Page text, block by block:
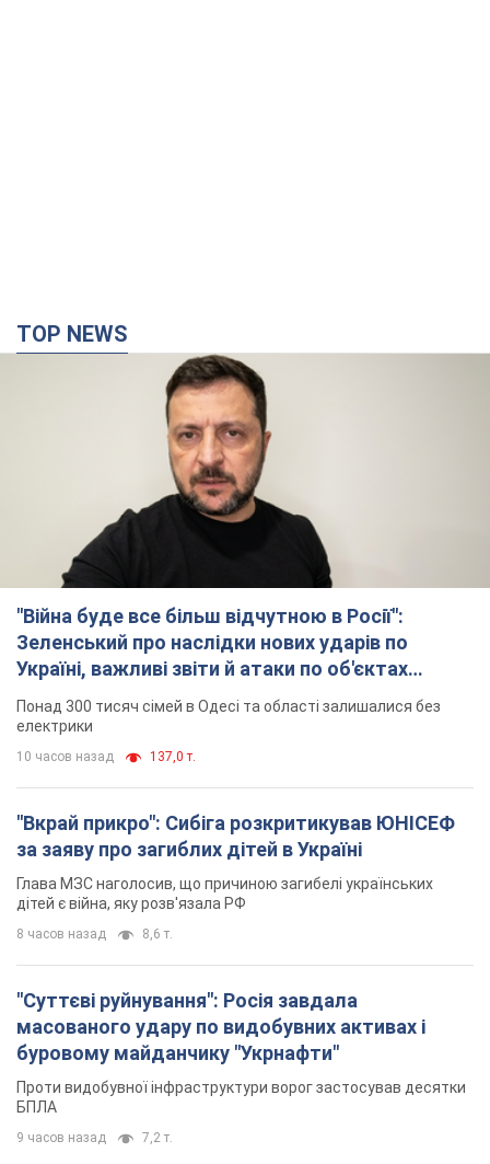
TOP NEWS
"Війна буде все більш відчутною в Росії":
Зеленський про наслідки нових ударів по
Україні, важливі звіти й атаки по об'єктах
ворога. Відео
Понад 300 тисяч сімей в Одесі та області залишалися без
електрики
10 часов назад 137,0 т.
"Вкрай прикро": Сибіга розкритикував ЮНІСЕФ
за заяву про загиблих дітей в Україні
Глава МЗС наголосив, що причиною загибелі українських
дітей є війна, яку розв'язала РФ
8 часов назад 8,6 т.
"Суттєві руйнування": Росія завдала
масованого удару по видобувних активах і
буровому майданчику "Укрнафти"
Проти видобувної інфраструктури ворог застосував десятки
БПЛА
9 часов назад 7,2 т.